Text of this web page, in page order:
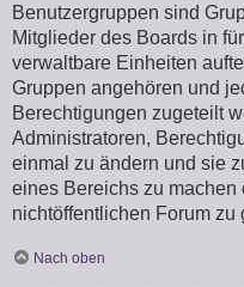
Benutzergruppen sind
Mitglieder des Boards in
verwaltbare Einheiten
Gruppen angehören und
Berechtigungen zugeteilt
Administratoren,
einmal zu ändern und sie
eines Bereichs zu
nichtöffentlichen Forum zu
Nach oben